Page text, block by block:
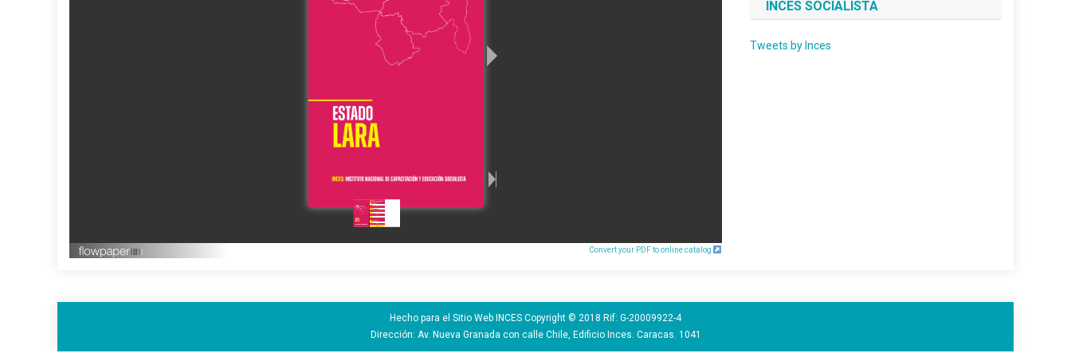
Convert your PDF to online catalog
INCES SOCIALISTA
Tweets by Inces
Hecho para el Sitio Web INCES Copyright © 2018 Rif: G-20009922-4
Dirección: Av. Nueva Granada con calle Chile, Edificio Inces. Caracas. 1041